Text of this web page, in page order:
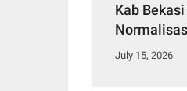
Kab
Perlu
July 15, 2026